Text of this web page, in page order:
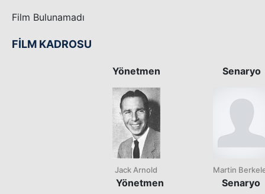
Film Bulunamadı
FİLM KADROSU
Yönetmen
Jack Arnold
Yönetmen
Senaryo
Martin
Senaryo